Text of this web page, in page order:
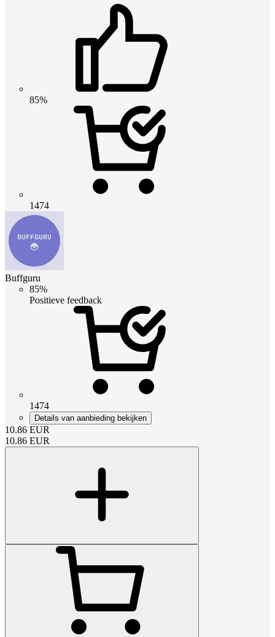
85%
1474
Buffguru
85%
Positieve feedback
1474
Details van aanbieding bekijken
10.86 EUR
10.86 EUR